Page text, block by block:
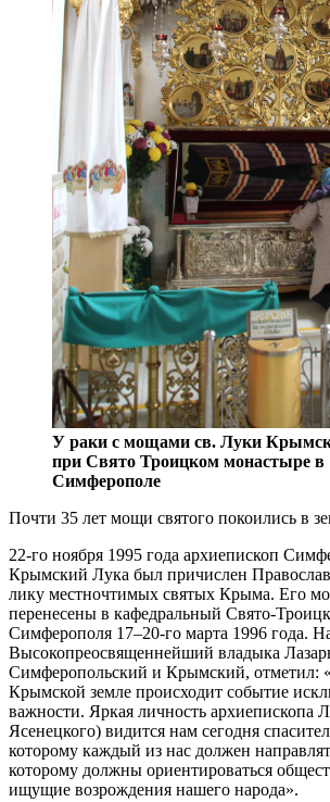
У раки с мощами св. Луки
при Свято Троицком монастыре в
Симферополе
Почти 35 лет мощи святого покоились в
22-го ноября 1995 года архиепископ
Крымский Лука был причислен
лику местночтимых святых Крыма. Его
перенесены в кафедральный Свято-
Симферополя 17–20-го марта 1996 года.
Высокопреосвященнейший владыка
Симферопольский и Крымский, отметил:
Крымской земле происходит событие
важности. Яркая личность архиепископа
Ясенецкого) видится нам сегодня
которому каждый из нас должен
которому должны ориентироваться
ищущие возрождения нашего народа».